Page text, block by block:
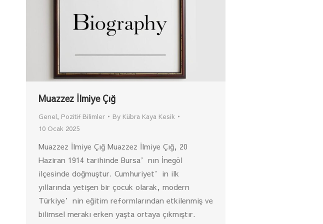
Muazzez İlmiye Çığ
Genel, Pozitif Bilimler By Kübra Kaya Kesik
10 Ocak 2025
Muazzez İlmiye Çığ Muazzez İlmiye Çığ, 20
Haziran 1914 tarihinde Bursa’nın İnegöl
ilçesinde doğmuştur. Cumhuriyet’in ilk
yıllarında yetişen bir çocuk olarak, modern
Türkiye’nin eğitim reformlarından etkilenmiş ve
bilimsel merakı erken yaşta ortaya çıkmıştır.